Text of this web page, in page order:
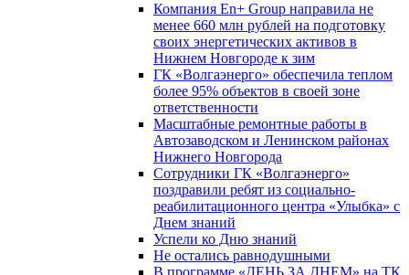
Компания En+ Group направила не
менее 660 млн рублей на подготовку
своих энергетических активов в
Нижнем Новгороде к зим
ГК «Волгаэнерго» обеспечила теплом
более 95% объектов в своей зоне
ответственности
Масштабные ремонтные работы в
Автозаводском и Ленинском районах
Нижнего Новгорода
Сотрудники ГК «Волгаэнерго»
поздравили ребят из социально-
реабилитационного центра «Улыбка» с
Днем знаний
Успели ко Дню знаний
Не остались равнодушными